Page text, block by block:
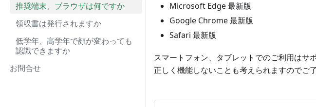
推奨端末、ブラウザは何ですか
領収書は発行されますか
低学年、高学年で顔が変わっても
認識できますか
お問合せ
Microsoft Edge 最新版
Google Chrome 最新版
Safari 最新版
スマートフォン、タブレットでのご利用はサ
正しく機能しないことも考えられますのでご